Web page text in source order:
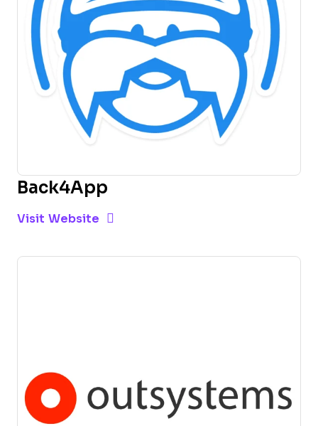
Back4App
Visit Website Opens New Window